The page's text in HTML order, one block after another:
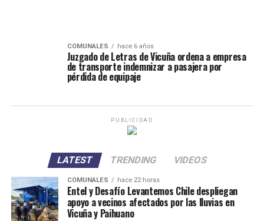
COMUNALES hace 6 años
Juzgado de Letras de Vicuña ordena a empresa
de transporte indemnizar a pasajera por
pérdida de equipaje
PUBLICIDAD
LATEST TRENDING VIDEOS
COMUNALES hace 22 horas
Entel y Desafío Levantemos Chile despliegan
apoyo a vecinos afectados por las lluvias en
Vicuña y Paihuano